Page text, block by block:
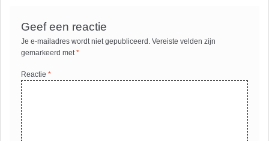
Geef een reactie
Je e-mailadres wordt niet gepubliceerd. Vereiste velden zijn
gemarkeerd met*
Reactie*